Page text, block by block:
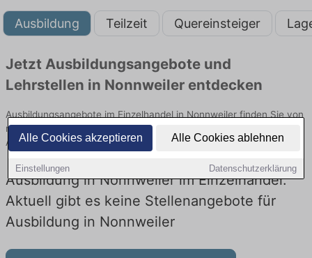
Alle Cookies akzeptieren Alle Cookies ablehnen
Einstellungen Datenschutzerklärung
Ausbildung Teilzeit Quereinsteiger
Jetzt Ausbildungsangebote und
Lehrstellen in Nonnweiler entdecken
Ausbildungsangebote im Einzelhandel in Nonnweiler finden Sie von
namhaften Firmen. Entdecken Sie freie Optionen von Top-
Arbeitgebern und bewerben Sie sich noch heute.
Ausbildung in Nonnweiler im Einzelhandel:
Aktuell gibt es keine Stellenangebote für
Ausbildung in Nonnweiler